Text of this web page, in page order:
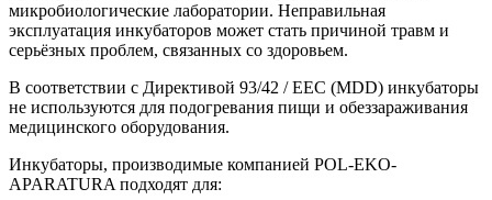
микробиологические лаборатории. Неправильная
эксплуатация инкубаторов может стать причиной травм и
серьёзных проблем, связанных со здоровьем.
В соответствии с Директивой 93/42 / EEC (MDD) инкубаторы
не используются для подогревания пищи и обеззараживания
медицинского оборудования.
Инкубаторы, производимые компанией POL-EKO-
APARATURA подходят для: